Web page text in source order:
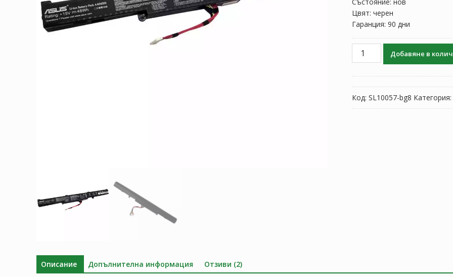
Цвят: черен
Гаранция: 90 дни
количество
лаптоп
ASUS
Добавяне в
Код: SL10057-bg8 Категория:
Описание Допълнителна информация Отзиви (2)